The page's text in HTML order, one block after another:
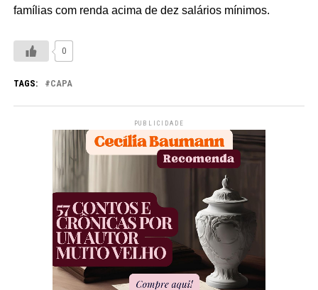
famílias com renda acima de dez salários mínimos.
0
TAGS: CAPA
PUBLICIDADE